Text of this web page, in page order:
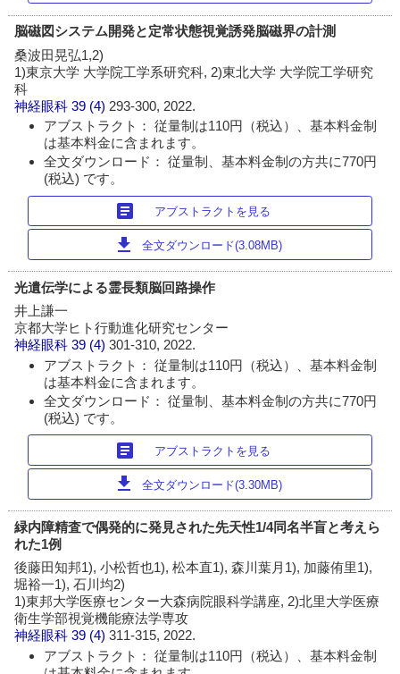
脳磁図システム開発と定常状態視覚誘発脳磁界の計測
桑波田晃弘1,2)
1)東京大学 大学院工学系研究科, 2)東北大学 大学院工学研究
科
神経眼科 39 (4) 293-300, 2022.
アブストラクト： 従量制は110円（税込）、基本料金制
は基本料金に含まれます。
全文ダウンロード： 従量制、基本料金制の方共に770円
(税込) です。
article アブストラクトを見る
download 全文ダウンロード(3.08MB)
光遺伝学による霊長類脳回路操作
井上謙一
京都大学ヒト行動進化研究センター
神経眼科 39 (4)301-310, 2022.
アブストラクト： 従量制は110円（税込）、基本料金制
は基本料金に含まれます。
全文ダウンロード： 従量制、基本料金制の方共に770円
(税込) です。
article アブストラクトを見る
download 全文ダウンロード(3.30MB)
緑内障精査で偶発的に発見された先天性1/4同名半盲と考えら
れた1例
後藤田知邦1), 小松哲也1), 松本直1), 森川葉月1), 加藤侑里1),
堀裕一1), 石川均2)
1)東邦大学医療センター大森病院眼科学講座, 2)北里大学医療
衛生学部視覚機能療法学専攻
神経眼科 39 (4)311-315, 2022.
アブストラクト： 従量制は110円（税込）、基本料金制